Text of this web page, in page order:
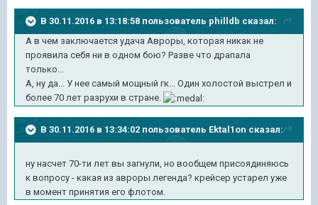
В 30.11.2016 в 13:18:58 пользователь philldb сказал:
А в чем заключается удача Авроры, которая никак не
проявила себя ни в одном бою? Разве что драпала
только...
А, ну да... У нее самый мощный гк... Один холостой выстрел и
более 70 лет разрухи в стране.
В 30.11.2016 в 13:34:02 пользователь Ektal1on сказал:
ну насчет 70-ти лет вы загнули, но вообщем присоядиняюсь
к вопросу - какая из авроры легенда? крейсер устарел уже
в момент принятия его флотом.